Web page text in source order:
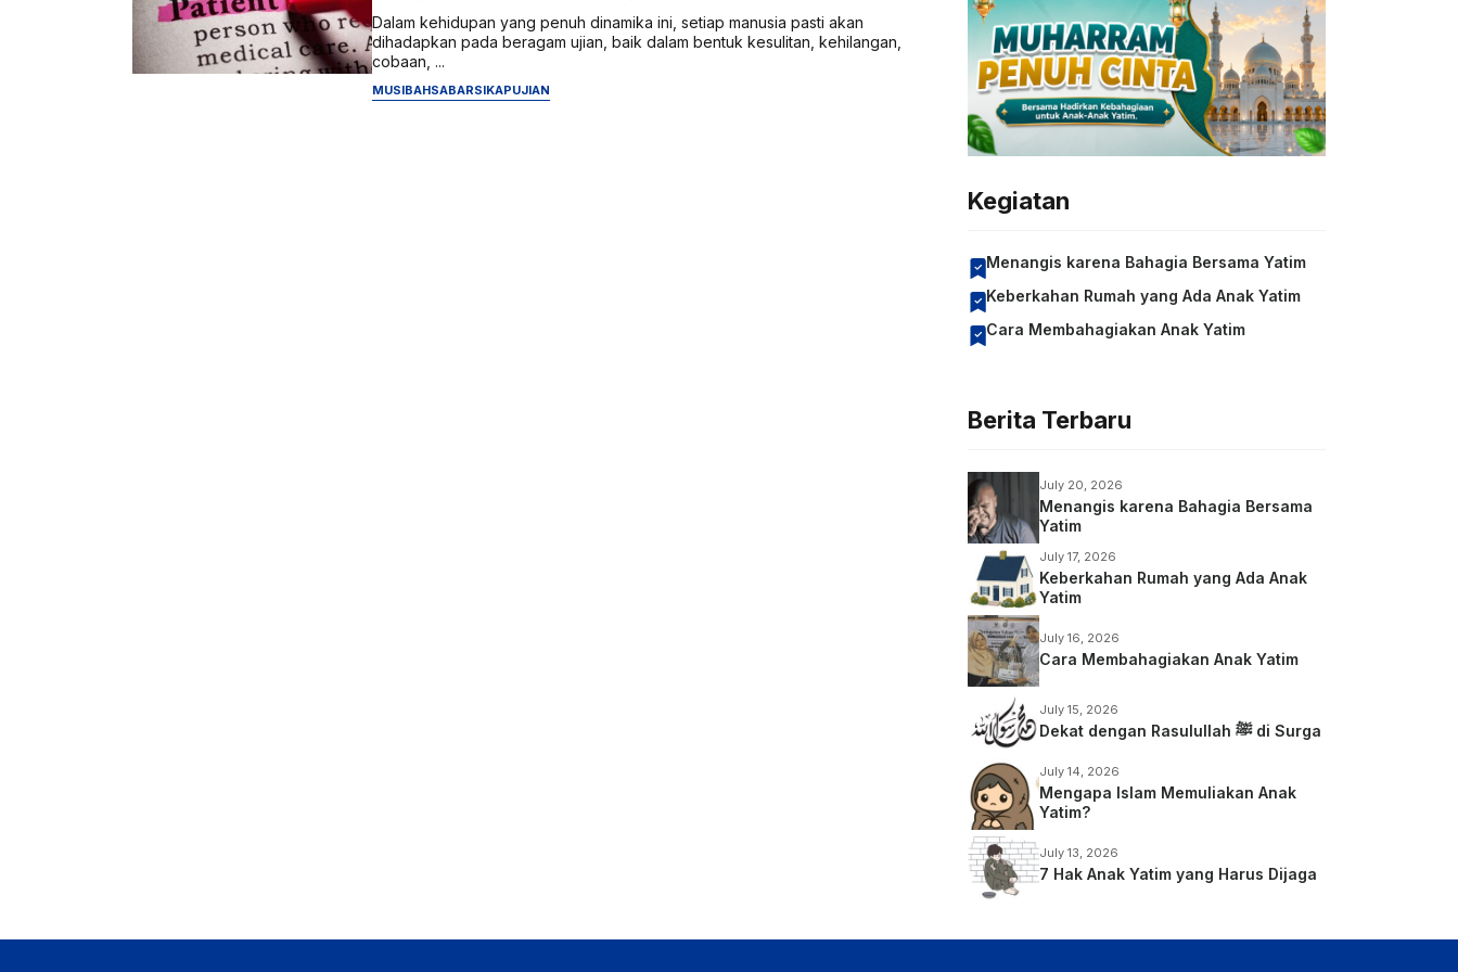
Dalam kehidupan yang penuh dinamika ini, setiap manusia pasti akan
dihadapkan pada beragam ujian, baik dalam bentuk kesulitan, kehilangan,
cobaan, ...
MUSIBAHSABARSIKAPUJIAN
Kegiatan
Menangis karena Bahagia Bersama Yatim
Keberkahan Rumah yang Ada Anak Yatim
Cara Membahagiakan Anak Yatim
Berita Terbaru
July 20, 2026
Menangis karena Bahagia Bersama
Yatim
July 17, 2026
Keberkahan Rumah yang Ada Anak
Yatim
July 16, 2026
Cara Membahagiakan Anak Yatim
July 15, 2026
Dekat dengan Rasulullah ﷺ di Surga
July 14, 2026
Mengapa Islam Memuliakan Anak
Yatim?
July 13, 2026
7 Hak Anak Yatim yang Harus Dijaga